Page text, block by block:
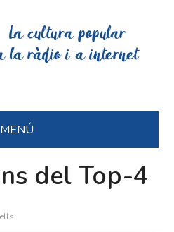
La cultura popular
la ràdio i a internet
MENÚ
del Top-4